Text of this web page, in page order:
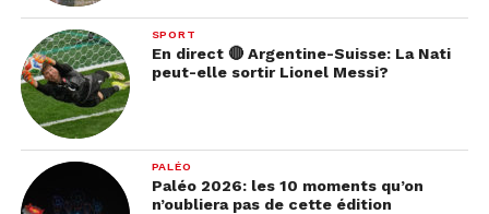
SPORT
En direct 🔴 Argentine-Suisse: La Nati
peut-elle sortir Lionel Messi?
PALÉO
Paléo 2026: les 10 moments qu’on
n’oubliera pas de cette édition